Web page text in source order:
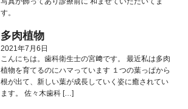
す。
多肉植物
2021年7月6日
こんにちは。歯科衛生士の宮﨑です。 最近私は多肉
植物を育てるのにハマっています １つの葉っぱから
根が出て、新しい葉が成長していく姿に癒されてい
ます。 佐々木歯科 […]